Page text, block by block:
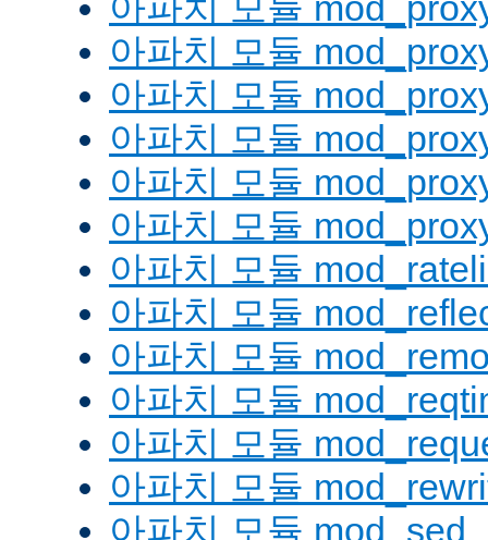
아파치 모듈
아파치 모듈
아파치 모듈
아파치 모듈
아파치 모듈
아파치 모듈
아파치 모듈
아파치 모듈
아파치 모듈
아파치 모듈
아파치 모듈
아파치 모듈 mod_sed